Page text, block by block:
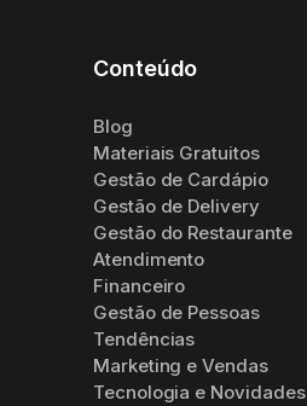
Conteúdo
Blog
Materiais Gratuitos
Gestão de Cardápio
Gestão de Delivery
Gestão do Restaurante
Atendimento
Financeiro
Gestão de Pessoas
Tendências
Marketing e Vendas
Tecnologia e Novidades